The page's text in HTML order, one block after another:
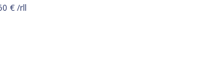
€ /rll